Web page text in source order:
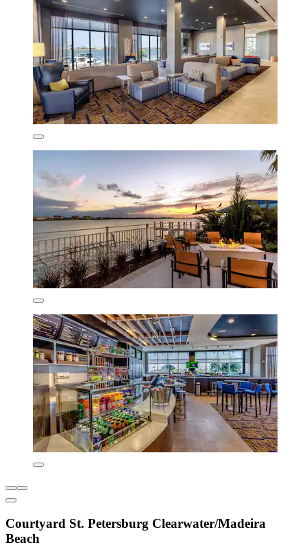
Courtyard St. Petersburg Clearwater/Madeira
Beach